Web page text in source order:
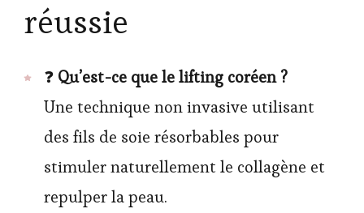
réussie
❓ Qu’est-ce que le lifting coréen ?
Une technique non invasive utilisant
des fils de soie résorbables pour
stimuler naturellement le collagène et
repulper la peau.